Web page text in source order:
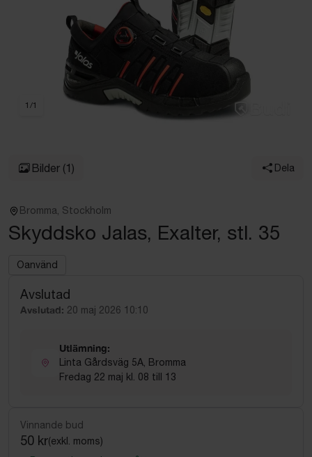
1 /1
Bilder (1) Dela
Bromma, Stockholm
Skyddsko Jalas, Exalter, stl. 35
Oanvänd
Avslutad
Avslutad: 20 maj 2026 10:10
Utlämning:
Linta Gårdsväg 5A, Bromma
Fredag 22 maj kl. 08 till 13
Vinnande bud
50 kr(exkl. moms)